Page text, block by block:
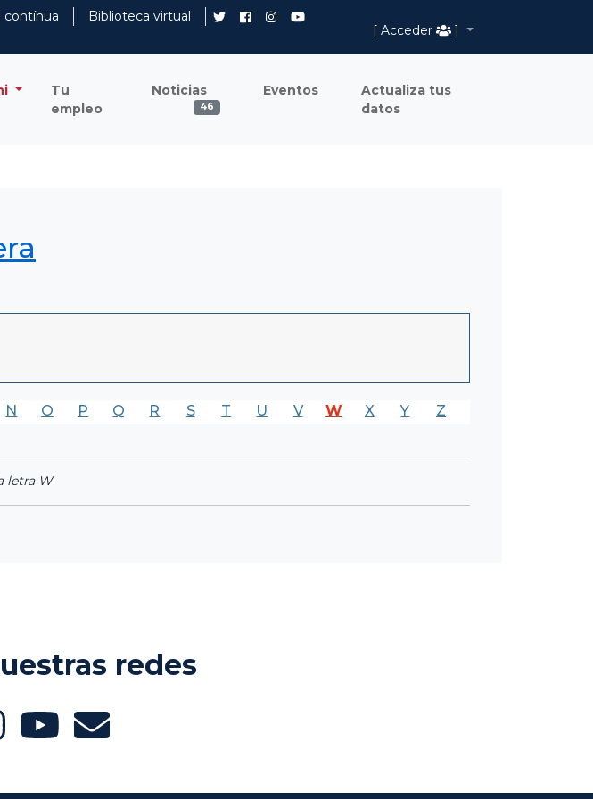
contínua
Biblioteca virtual
[ Acceder
]
Tu
empleo
Noticias
46
Eventos
Actualiza tus
datos
N O P Q R S T U V W X Y Z
letra W
redes